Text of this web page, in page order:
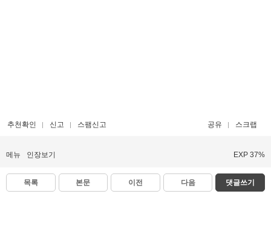
추천확인 신고 스팸신고 공유 스크랩
메뉴 인장보기 EXP 37%
목록 본문 이전 다음 댓글쓰기